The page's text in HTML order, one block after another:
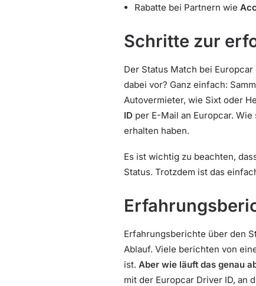
Rabatte bei Partnern wie
Schritte zur
Der Status Match bei
dabei vor? Ganz einfach:
Autovermieter, wie Sixt oder
ID per E-Mail an Europcar.
erhalten haben.
Es ist wichtig zu beachten,
Status. Trotzdem ist das
Erfahrungsberichte über den
Ablauf. Viele berichten von
ist. Aber wie läuft das genau
mit der Europcar Driver ID, an